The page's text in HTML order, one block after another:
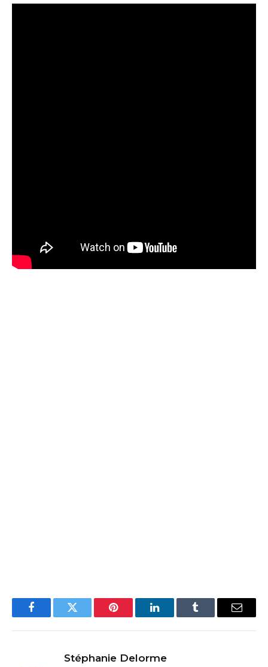
FacebookTwitter Pinterest LinkedInTumblr Email
Stéphanie Delorme